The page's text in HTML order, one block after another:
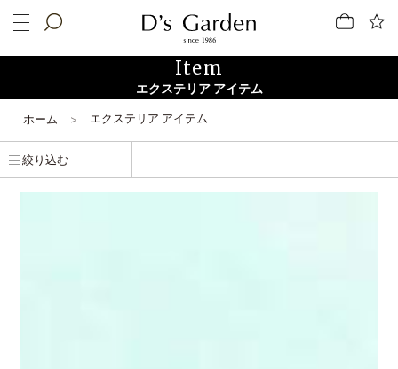
Item
エクステリア アイテム
ホーム エクステリア アイテム
絞り込む